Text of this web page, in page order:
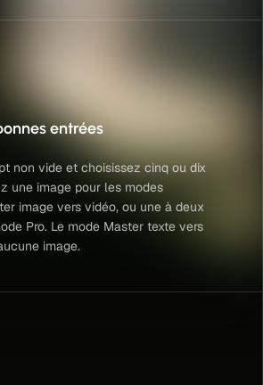
entrées
non vide et choisissez cinq ou dix
une image pour les modes
image vers vidéo, ou une à deux
Pro. Le mode Master texte vers
image.